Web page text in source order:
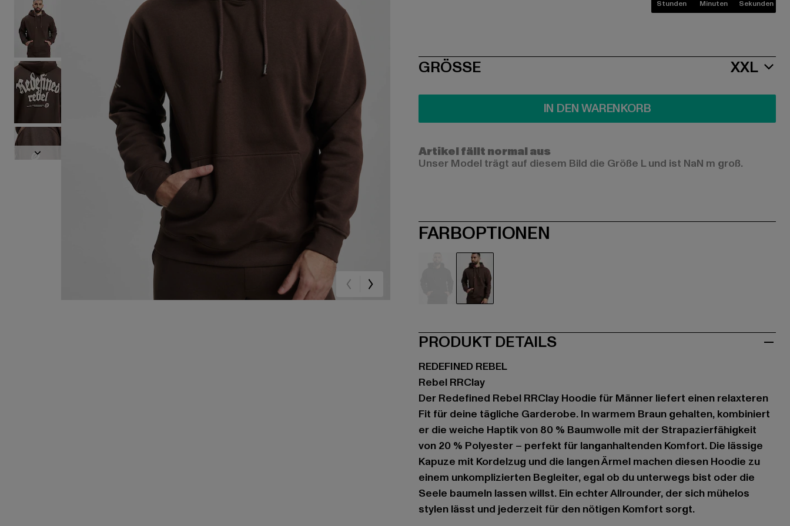
Stunden Minuten Sekunden
SIZE
GRÖSSE XXL
IN DEN WARENKORB
Artikel fällt normal aus
Unser Model trägt auf diesem Bild die Größe L und ist NaN m groß.
FARBOPTIONEN
PRODUKT DETAILS
REDEFINED REBEL
Rebel RRClay
Der Redefined Rebel RRClay Hoodie für Männer liefert einen relaxteren
Fit für deine tägliche Garderobe. In warmem Braun gehalten, kombiniert
er die weiche Haptik von 80 % Baumwolle mit der Strapazierfähigkeit
von 20 % Polyester – perfekt für langanhaltenden Komfort. Die lässige
Kapuze mit Kordelzug und die langen Ärmel machen diesen Hoodie zu
einem unkomplizierten Begleiter, egal ob du unterwegs bist oder die
Seele baumeln lassen willst. Ein echter Allrounder, der sich mühelos
stylen lässt und jederzeit für den nötigen Komfort sorgt.